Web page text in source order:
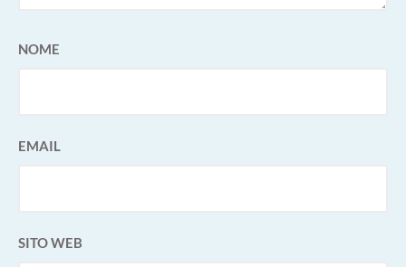
NOME
EMAIL
SITO WEB